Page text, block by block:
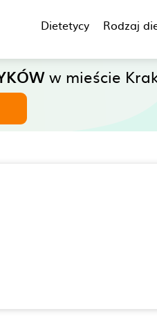
Dietetycy Rodzaj
w mieście